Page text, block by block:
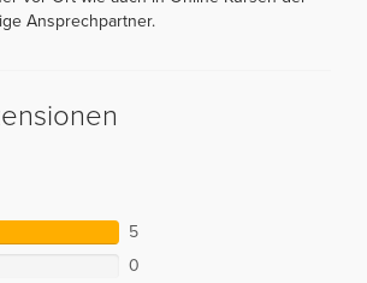
Ansprechpartner.
5
0